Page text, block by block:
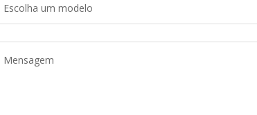
Escolha um modelo